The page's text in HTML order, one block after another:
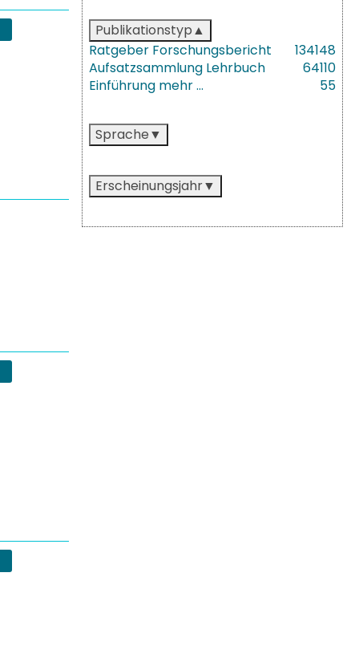
Publikationstyp
Ratgeber
148
Forschungsbericht
134
Aufsatzsammlung
110
Lehrbuch
64
Einführung
55
mehr …
Sprache
Erscheinungsjahr